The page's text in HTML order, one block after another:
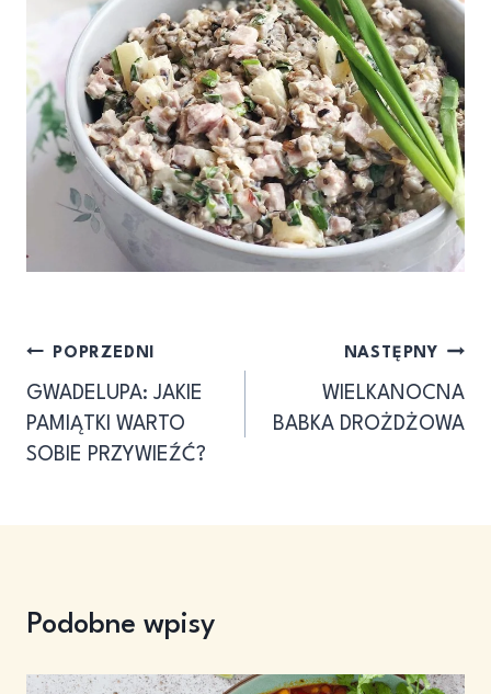
Nawigacja
wpisu
POPRZEDNI
GWADELUPA: JAKIE
PAMIĄTKI WARTO
SOBIE PRZYWIEŹĆ?
NASTĘPNY
WIELKANOCNA
BABKA DROŻDŻOWA
Podobne wpisy